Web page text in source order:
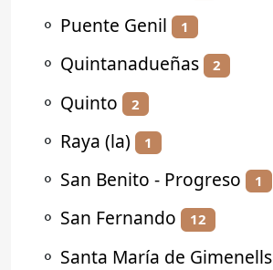
⚬ Puente Genil 1
⚬ Quintanadueñas 2
⚬ Quinto 2
⚬ Raya (la) 1
⚬ San Benito - Progreso 1
⚬ San Fernando 12
⚬ Santa María de Gimenells